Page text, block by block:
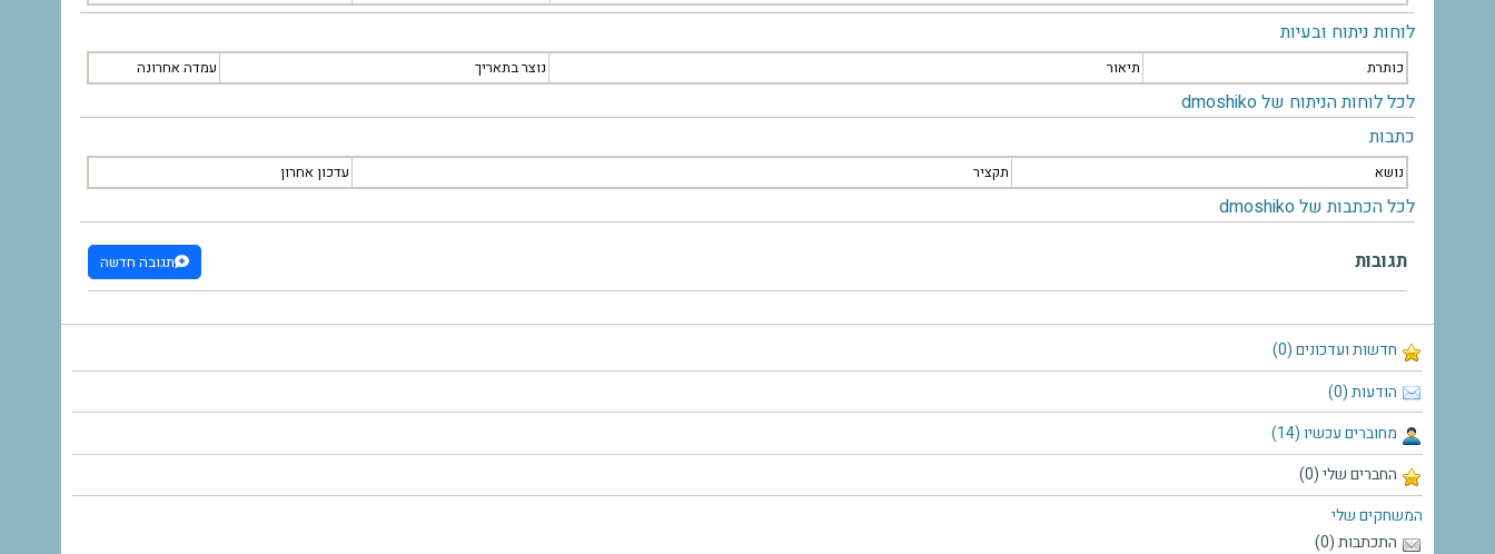
חדשות ועדכונים (0)
הודעות (0)
מחוברים עכשיו (14)
החברים שלי (0)
המשחקים שלי
התכתבות (0)
לוחות ניתוח ובעיות
כותרת תיאור נוצר בתאריך עמדה אחרונה
לכל לוחות הניתוח של dmoshiko
כתבות
נושא תקציר עדכון אחרון
לכל הכתבות של dmoshiko
תגובות תגובה חדשה